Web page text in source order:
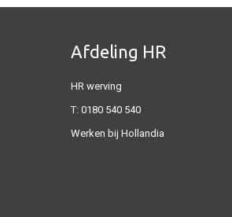
Afdeling HR
HR werving
T: 0180 540 540
Werken bij Hollandia